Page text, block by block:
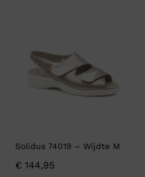
Solidus 74019 – Wijdte M
€ 144,95